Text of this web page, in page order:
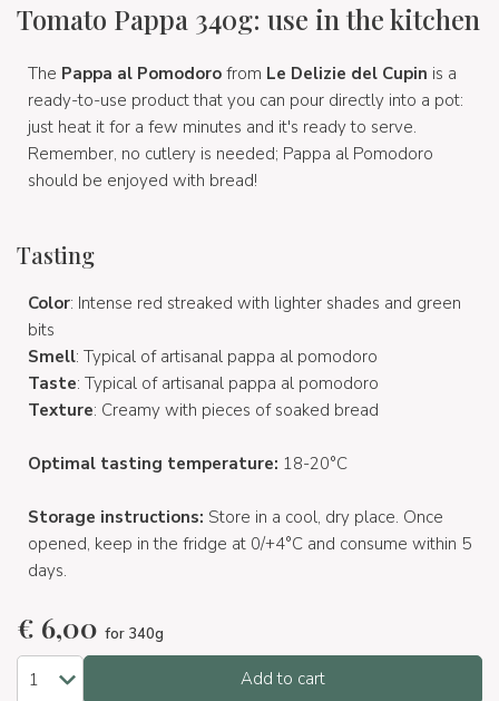
Tomato Pappa 340g: use in the kitchen
The Pappa al Pomodoro from Le Delizie del Cupin is a
ready-to-use product that you can pour directly into a pot:
just heat it for a few minutes and it's ready to serve.
Remember, no cutlery is needed; Pappa al Pomodoro
should be enjoyed with bread!
Tasting
Color: Intense red streaked with lighter shades and green
bits
Smell: Typical of artisanal pappa al pomodoro
Taste: Typical of artisanal pappa al pomodoro
Texture: Creamy with pieces of soaked bread
Optimal tasting temperature: 18-20°C
Storage instructions: Store in a cool, dry place. Once
opened, keep in the fridge at 0/+4°C and consume within 5
days.
€ 6,00 for 340g
Add to cart